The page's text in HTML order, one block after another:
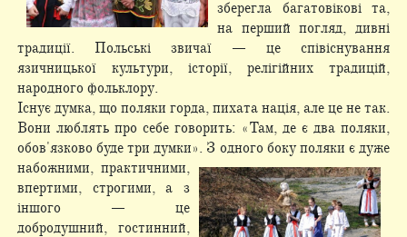
зберегла багатовікові та,
на перший погляд, дивні
традиції. Польські звичаї — це співіснування
язичницької культури, історії, релігійних традицій,
народного фольклору.
Існує думка, що поляки горда, пихата нація, але це не так.
Вони люблять про себе говорить: «Там, де є два поляки,
обов'язково буде три думки». З одного боку поляки є дуже
набожними, практичними,
впертими, строгими, а з
іншого — це
добродушний, гостинний,